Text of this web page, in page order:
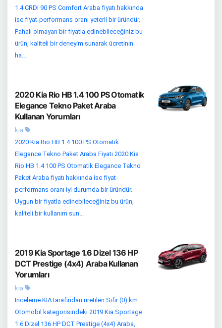
1.4 CRDi 90 PS Comfort Araba fiyatı hakkında
ise fiyat-performans oranı yeterli bir üründür.
Pahalı olmayan bir fiyatla edinebileceğiniz bu
ürün, kaliteli bir deneyim sunarak ücretinin
ha...
2020 Kia Rio HB 1.4 100 PS Otomatik
Elegance Tekno Paket Araba
Kullanan Yorumları
kia
2020 Kia Rio HB 1.4 100 PS Otomatik
Elegance Tekno Paket Araba Fiyatı 2020 Kia
Rio HB 1.4 100 PS Otomatik Elegance Tekno
Paket Araba fiyatı hakkında ise fiyat-
performans oranı iyi durumda bir üründür.
Uygun bir fiyatla edinebileceğiniz bu ürün,
kaliteli bir kullanım sun...
2019 Kia Sportage 1.6 Dizel 136 HP
DCT Prestige (4x4) Araba Kullanan
Yorumları
kia
İnceleme KIA tarafından üretilen Sıfır (0) km
Otomobil kategorisindeki 2019 Kia Sportage
1.6 Dizel 136 HP DCT Prestige (4x4) Araba,